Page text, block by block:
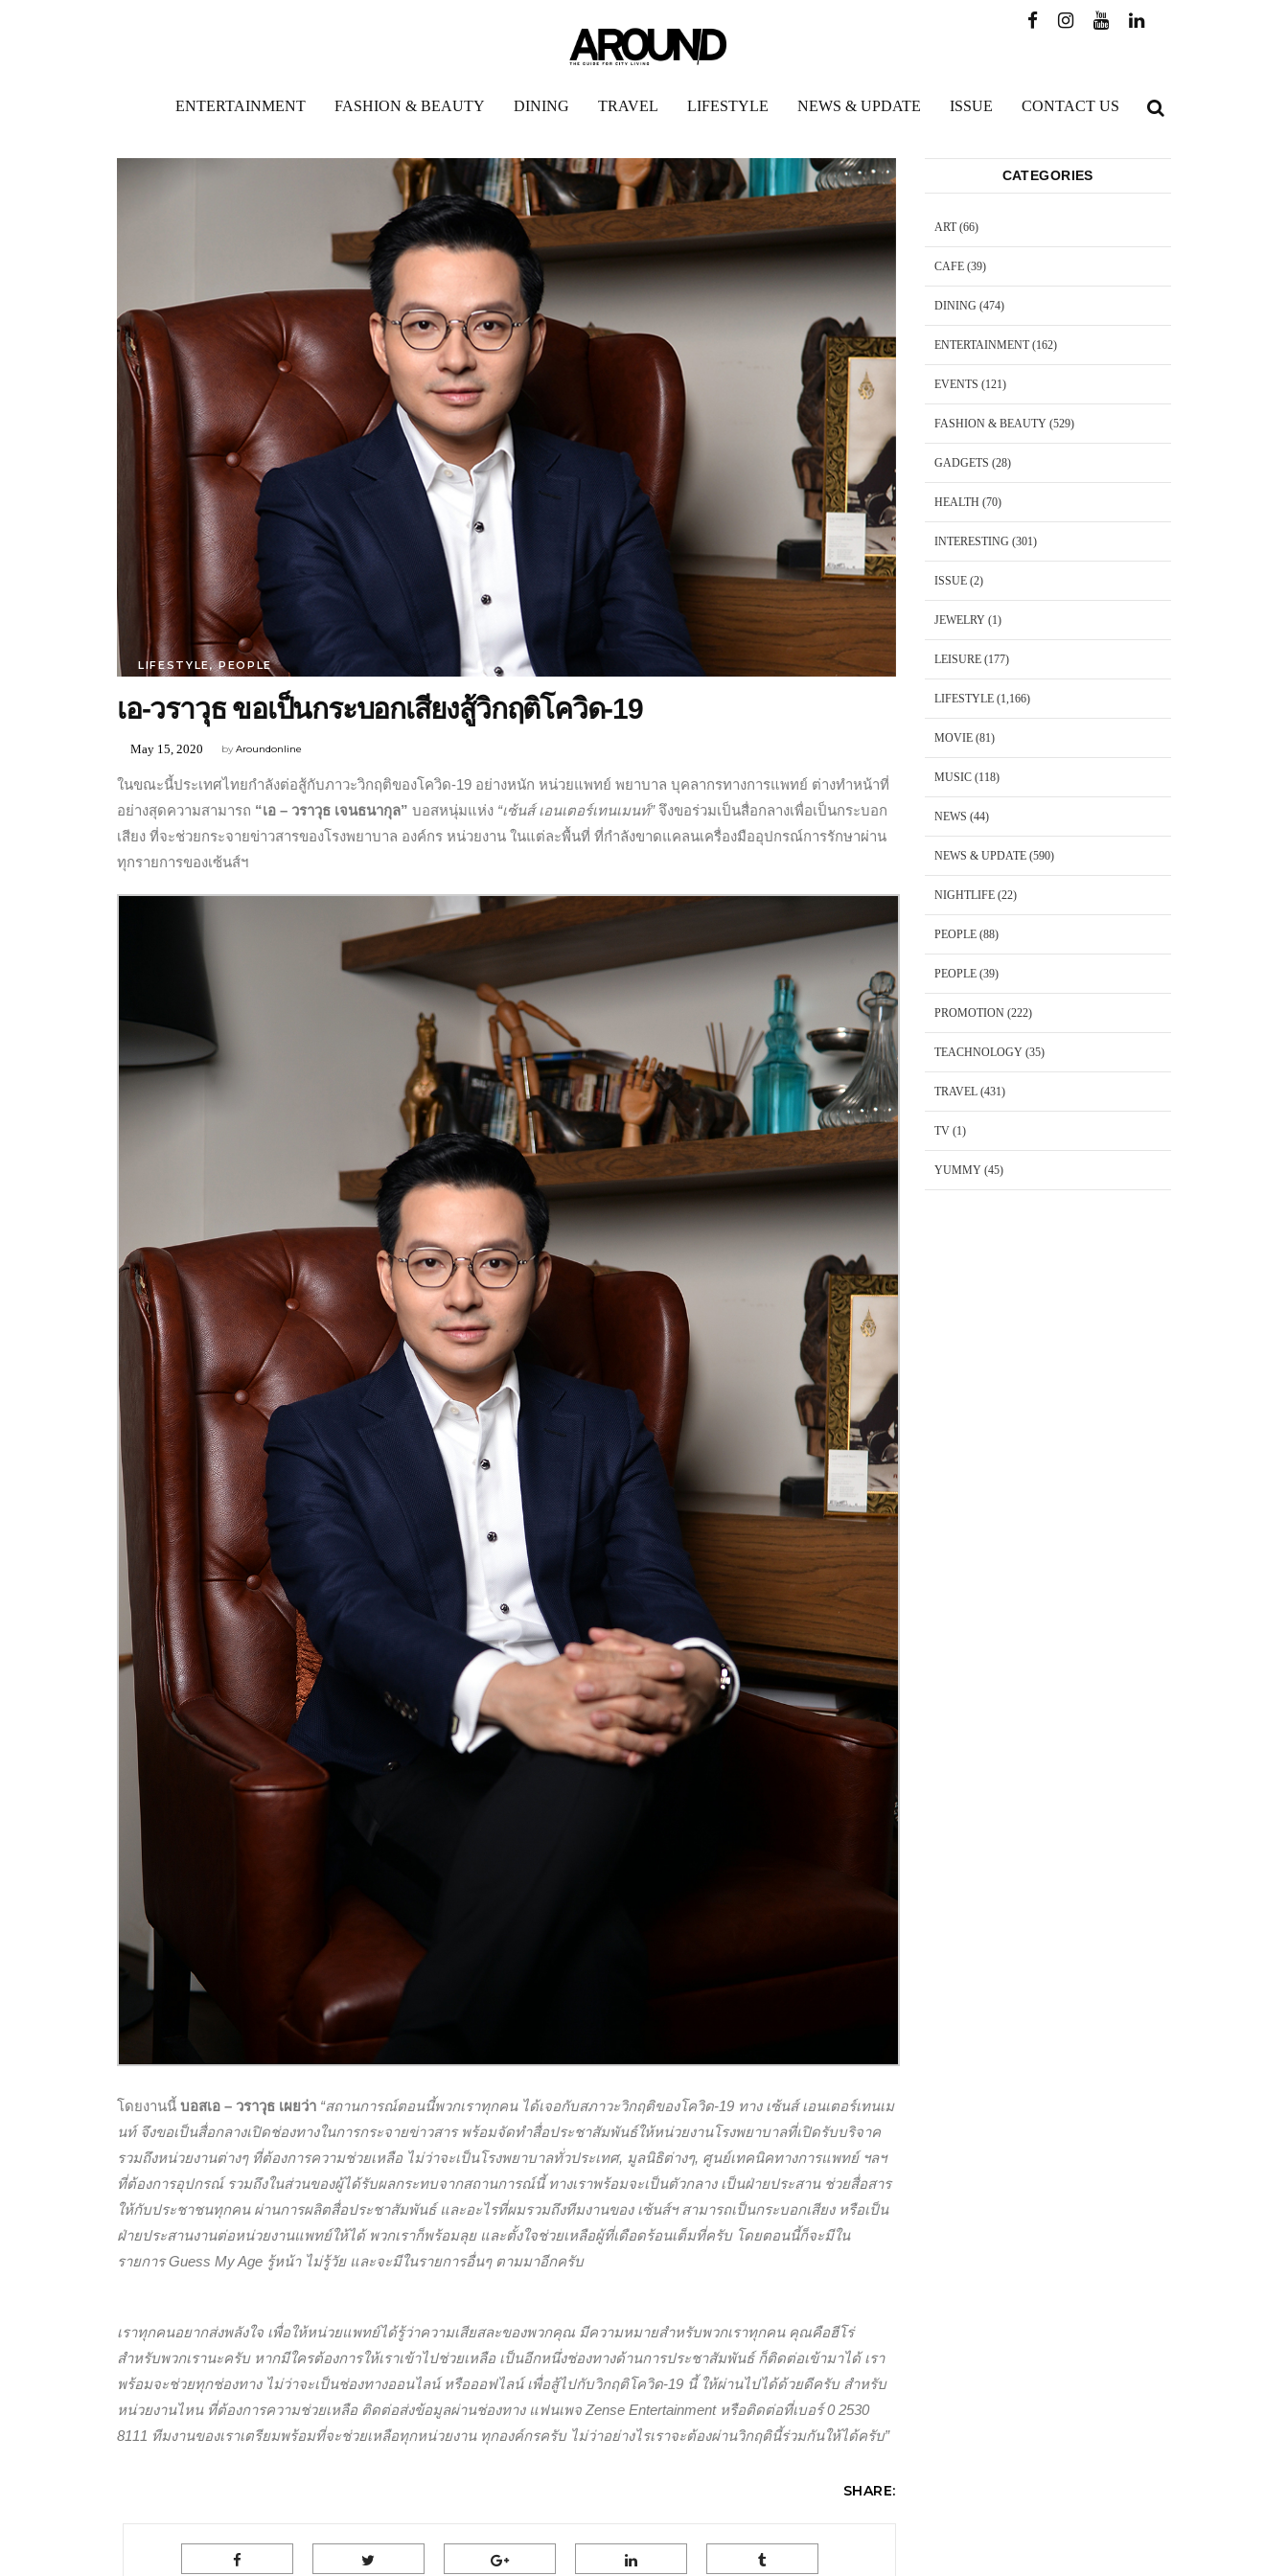
ENTERTAINMENT FASHION & BEAUTY DINING TRAVEL LIFESTYLE NEWS & UPDATE ISSUE CONTACT US
LIFESTYLE,PEOPLE
เอ-วราวุธ ขอเป็นกระบอกเสียงสู้วิกฤติโควิด-19
byAroundonline
May 15, 2020
ในขณะนี้ประเทศไทยกำลังต่อสู้กับภาวะวิกฤติของโควิด-19 อย่างหนัก หน่วยแพทย์ พยาบาล บุคลากรทางการแพทย์ ต่างทำหน้าที่
อย่างสุดความสามารถ “เอ – วราวุธ เจนธนากุล” บอสหนุ่มแห่ง “เซ้นส์ เอนเตอร์เทนเมนท์”จึงขอร่วมเป็นสื่อกลางเพื่อเป็นกระบอก
เสียง ที่จะช่วยกระจายข่าวสารของโรงพยาบาล องค์กร หน่วยงาน ในแต่ละพื้นที่ ที่กำลังขาดแคลนเครื่องมืออุปกรณ์การรักษาผ่าน
ทุกรายการของเซ้นส์ฯ
โดยงานนี้ บอสเอ – วราวุธ เผยว่า “สถานการณ์ตอนนี้พวกเราทุกคน ได้เจอกับสภาวะวิกฤติของโควิด-19 ทาง เซ้นส์ เอนเตอร์เทนเม
นท์ จึงขอเป็นสื่อกลางเปิดช่องทางในการกระจายข่าวสาร พร้อมจัดทำสื่อประชาสัมพันธ์ให้หน่วยงานโรงพยาบาลที่เปิดรับบริจาค
รวมถึงหน่วยงานต่างๆ ที่ต้องการความช่วยเหลือ ไม่ว่าจะเป็นโรงพยาบาลทั่วประเทศ, มูลนิธิต่างๆ, ศูนย์เทคนิคทางการแพทย์ ฯลฯ
ที่ต้องการอุปกรณ์ รวมถึงในส่วนของผู้ได้รับผลกระทบจากสถานการณ์นี้ ทางเราพร้อมจะเป็นตัวกลาง เป็นฝ่ายประสาน ช่วยสื่อสาร
ให้กับประชาชนทุกคน ผ่านการผลิตสื่อประชาสัมพันธ์ และอะไรที่ผมรวมถึงทีมงานของ เซ้นส์ฯ สามารถเป็นกระบอกเสียง หรือเป็น
ฝ่ายประสานงานต่อหน่วยงานแพทย์ให้ได้ พวกเราก็พร้อมลุย และตั้งใจช่วยเหลือผู้ที่เดือดร้อนเต็มที่ครับ โดยตอนนี้ก็จะมีใน
รายการ Guess My Age รู้หน้า ไม่รู้วัย และจะมีในรายการอื่นๆ ตามมาอีกครับ
เราทุกคนอยากส่งพลังใจ เพื่อให้หน่วยแพทย์ได้รู้ว่าความเสียสละของพวกคุณ มีความหมายสำหรับพวกเราทุกคน คุณคือฮีโร่
สำหรับพวกเรานะครับ หากมีใครต้องการให้เราเข้าไปช่วยเหลือ เป็นอีกหนึ่งช่องทางด้านการประชาสัมพันธ์ ก็ติดต่อเข้ามาได้ เรา
พร้อมจะช่วยทุกช่องทาง ไม่ว่าจะเป็นช่องทางออนไลน์ หรือออฟไลน์ เพื่อสู้ไปกับวิกฤติโควิด-19 นี้ ให้ผ่านไปได้ด้วยดีครับ สำหรับ
หน่วยงานไหน ที่ต้องการความช่วยเหลือ ติดต่อส่งข้อมูลผ่านช่องทาง แฟนเพจ Zense Entertainment หรือติดต่อที่เบอร์ 0 2530
8111 ทีมงานของเราเตรียมพร้อมที่จะช่วยเหลือทุกหน่วยงาน ทุกองค์กรครับ ไม่ว่าอย่างไรเราจะต้องผ่านวิกฤตินี้ร่วมกันให้ได้ครับ”
SHARE:
CATEGORIES
ART(66)
CAFE(39)
DINING (474)
ENTERTAINMENT(162)
EVENTS (121)
FASHION & BEAUTY(529)
GADGETS (28)
HEALTH (70)
INTERESTING (301)
ISSUE(2)
JEWELRY(1)
LEISURE(177)
LIFESTYLE(1,166)
MOVIE(81)
MUSIC(118)
NEWS (44)
NEWS & UPDATE(590)
NIGHTLIFE(22)
PEOPLE(88)
PEOPLE(39)
PROMOTION(222)
TEACHNOLOGY(35)
TRAVEL(431)
TV(1)
YUMMY(45)